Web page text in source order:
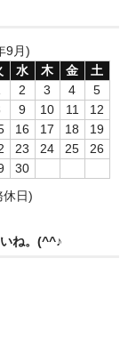
9月)
水 木 金
土
2 3 4
5
9 10 11
12
16 17 18
19
23 24 25
26
30
休日)
ね。(^^♪